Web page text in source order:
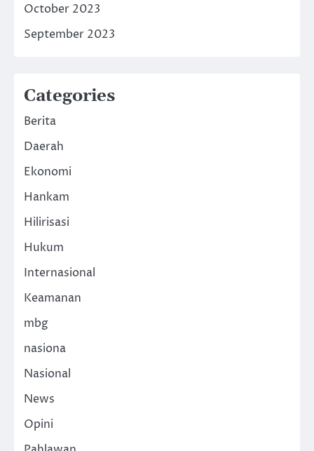
October 2023
September 2023
Categories
Berita
Daerah
Ekonomi
Hankam
Hilirisasi
Hukum
Internasional
Keamanan
mbg
nasiona
Nasional
News
Opini